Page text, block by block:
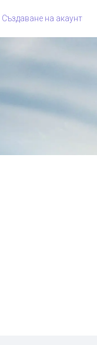
Създаване на акаунт